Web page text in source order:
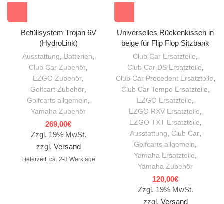
Befüllsystem Trojan 6V
(HydroLink)
Ausstattung Batterien
Club Car Zubehör
EZGO Zubehör
Golfcart Zubehör
Golfcarts allgemein
Yamaha Zubehör
269,00€
Zzgl. 19% MwSt.
zzgl. Versand
Lieferzeit: ca. 2-3 Werktage
Universelles Rückenkissen in
beige für Flip Flop Sitzbank
Club Car Ersatzteile
Club Car DS Ersatzteile
Club Car Precedent Ersatzteile
Club Car Tempo Ersatzteile
EZGO Ersatzteile
EZGO RXV Ersatzteile
EZGO TXT Ersatzteile
Ausstattung
Club Car,
Golfcarts allgemein
Yamaha Ersatzteile
Yamaha Zubehör
120,00€
Zzgl. 19% MwSt.
zzgl. Versand